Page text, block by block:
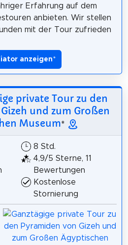
Erfahrung auf dem
anbieten. Wir stellen
mit der Tour zufrieden
anzeigen*
private Tour zu den
und zum Großen
Museum*
8 Std.
4,9/5 Sterne, 11
Bewertungen
Kostenlose
Stornierung